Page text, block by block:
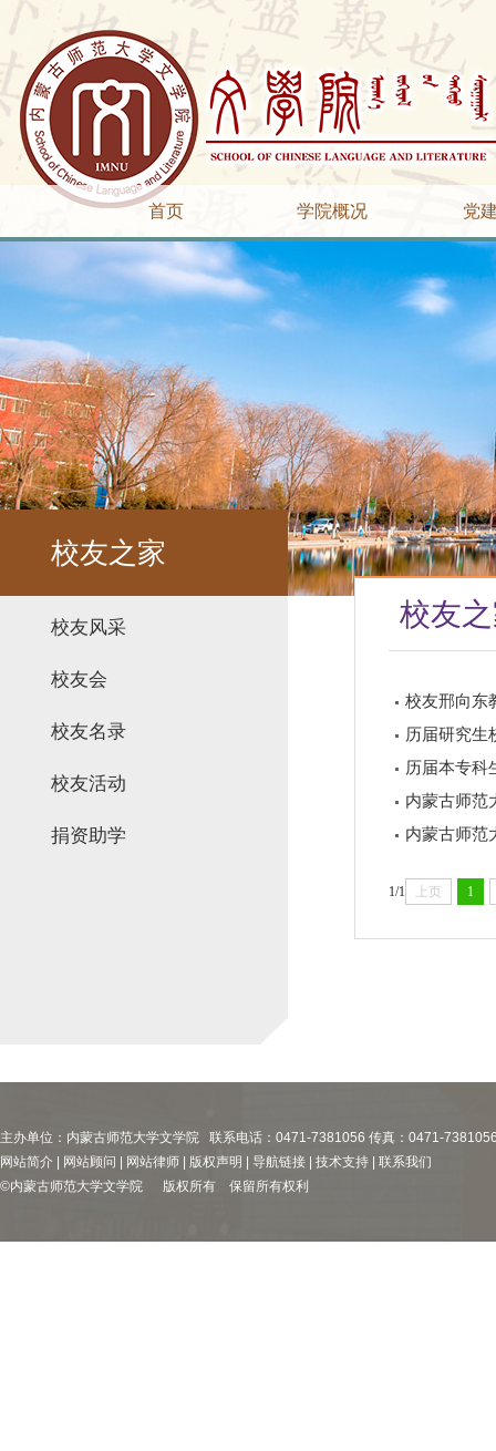
首页 学院概况 党
校友之家
校友风采
校友会
校友名录
校友活动
捐资助学
校友
校友邢向东
历届研究生
历届本专科
内蒙古师范
内蒙古师范
1/1 上页 1
主办单位：内蒙古师范大学文学院 联系电话：0471-7381056 传真：0471-
网站简介 | 网站顾问 | 网站律师 | 版权声明 | 导航链接 | 技术支持 | 联系我们
©内蒙古师范大学文学院 版权所有 保留所有权利